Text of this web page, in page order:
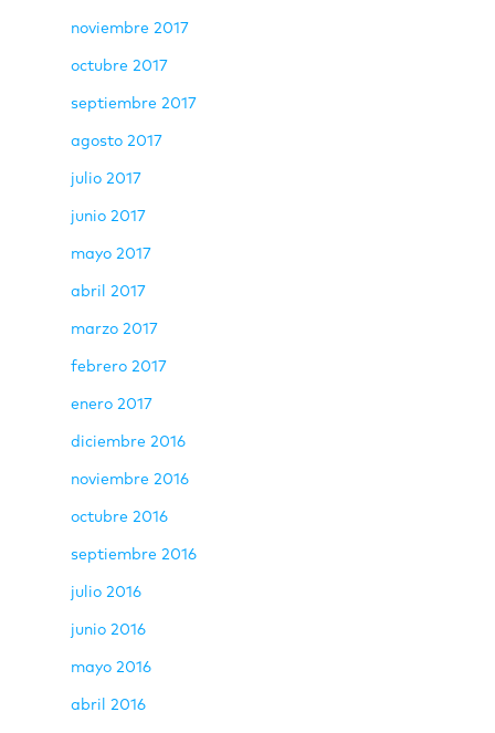
noviembre 2017
octubre 2017
septiembre 2017
agosto 2017
julio 2017
junio 2017
mayo 2017
abril 2017
marzo 2017
febrero 2017
enero 2017
diciembre 2016
noviembre 2016
octubre 2016
septiembre 2016
julio 2016
junio 2016
mayo 2016
abril 2016